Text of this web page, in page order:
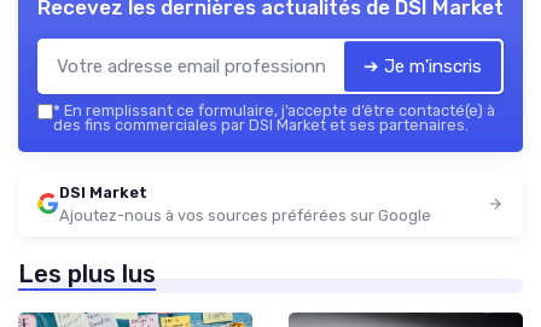
Recevez les dernières actualités de DSI Market
➔ Je m'inscris
* En remplissant ce formulaire, j’accepte d’être contacté(e) à
des fins commerciales par DSI Market et ses partenaires.
DSI Market
Ajoutez-nous à vos sources préférées sur Google
Les plus lus